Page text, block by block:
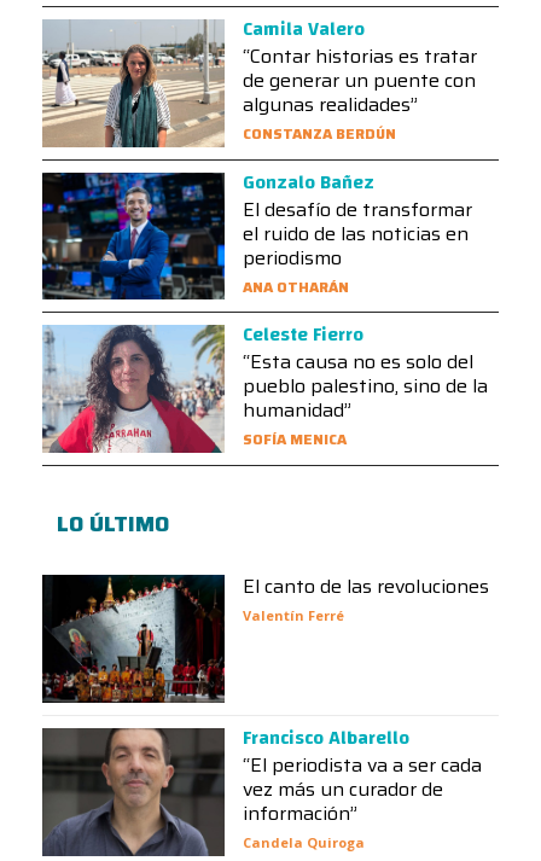
Camila Valero
“Contar historias es tratar
de generar un puente con
algunas realidades”
CONSTANZA BERDÚN
Gonzalo Bañez
El desafío de transformar
el ruido de las noticias en
periodismo
ANA OTHARÁN
Celeste Fierro
“Esta causa no es solo del
pueblo palestino, sino de la
humanidad”
SOFÍA MENICA
LO ÚLTIMO
El canto de las revoluciones
Valentín Ferré
Francisco Albarello
“El periodista va a ser cada
vez más un curador de
información”
Candela Quiroga